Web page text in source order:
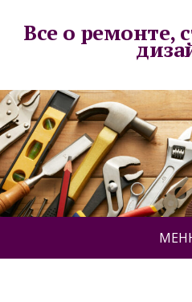
Все о ремонте,